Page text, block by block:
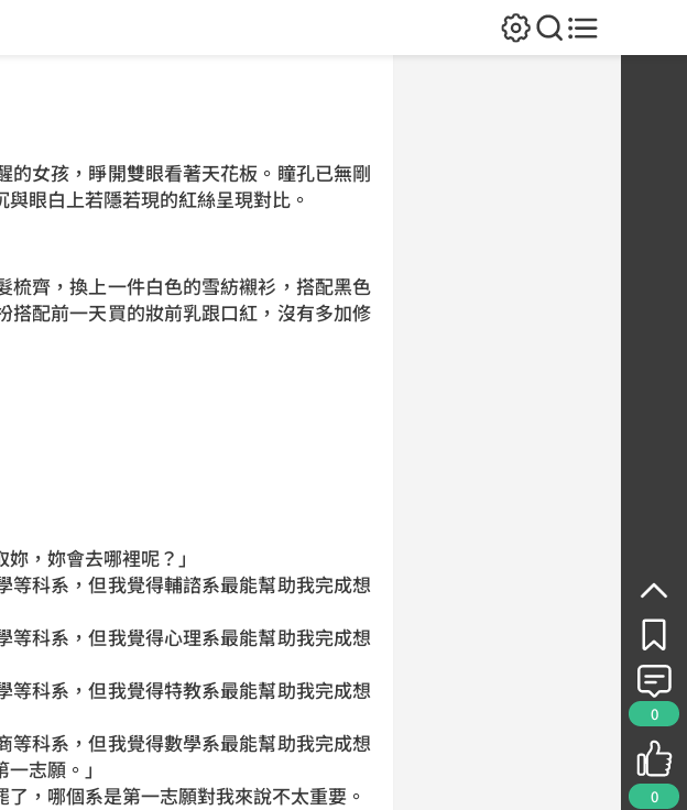
0
0
女孩，睜開雙眼看著天花板。瞳孔已無剛
眼白上若隱若現的紅絲呈現對比。
齊，換上一件白色的雪紡襯衫，搭配黑色
搭配前一天買的妝前乳跟口紅，沒有多加修
，妳會去哪裡呢？」
科系，但我覺得輔諮系最能幫助我完成想
科系，但我覺得心理系最能幫助我完成想
科系，但我覺得特教系最能幫助我完成想
科系，但我覺得數學系最能幫助我完成想
志願。」
，哪個系是第一志願對我來說不太重要。